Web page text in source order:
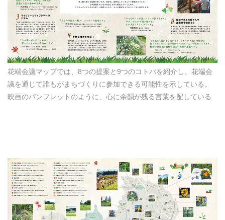
花端会議マップでは、8つの提案と9つのコトバを紹介し、花端会
議を通じて誰もがまちづくりに参加できる可能性を示している。
映画のパンフレットのように、心に余韻が残る言葉を配している